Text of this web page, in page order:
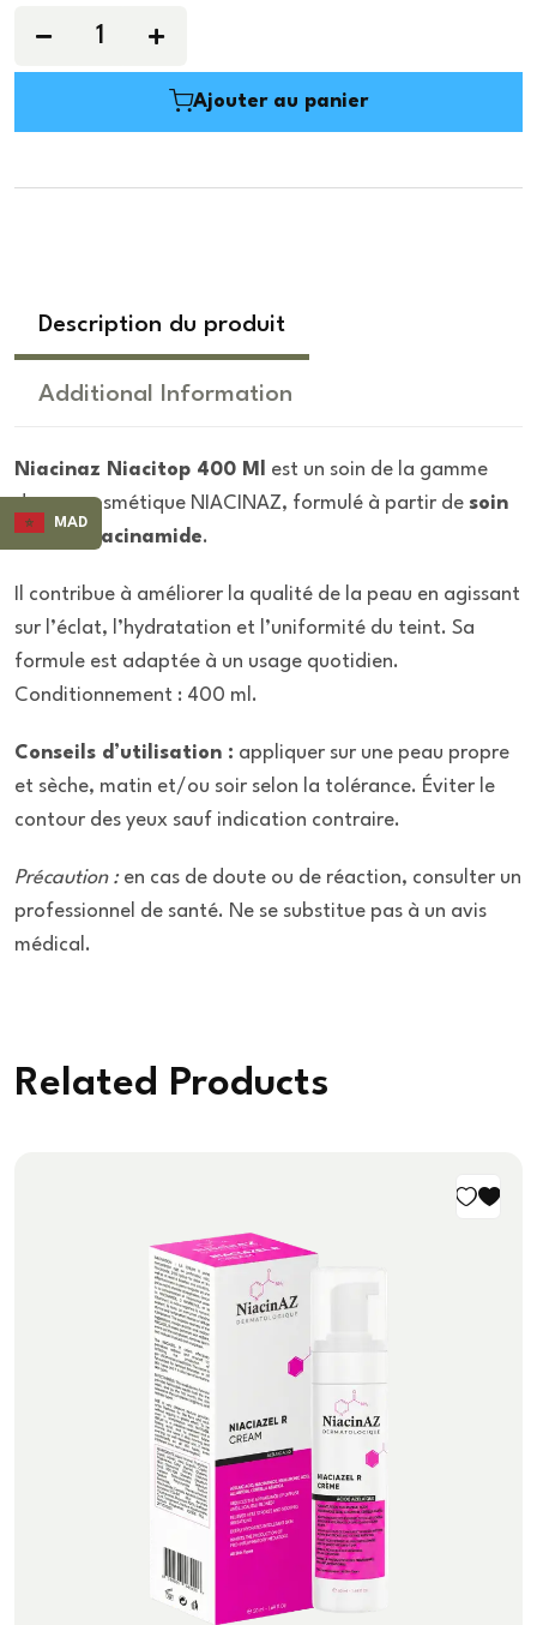
Ajouter au panier
Description du produit
Additional Information
Niacinaz Niacitop 400 Ml
est un soin de la gamme
dermo-cosmétique NIACINAZ, formulé à partir de soin
global niacinamide.
Il contribue à améliorer la qualité de la peau en agissant
sur l’éclat, l’hydratation et l’uniformité du teint. Sa
formule est adaptée à un usage quotidien.
Conditionnement : 400 ml.
Conseils d’utilisation : appliquer sur une peau propre
et sèche, matin et/ou soir selon la tolérance. Éviter le
contour des yeux sauf indication contraire.
Précaution :en cas de doute ou de réaction, consulter un
professionnel de santé. Ne se substitue pas à un avis
médical.
Related Products
MAD